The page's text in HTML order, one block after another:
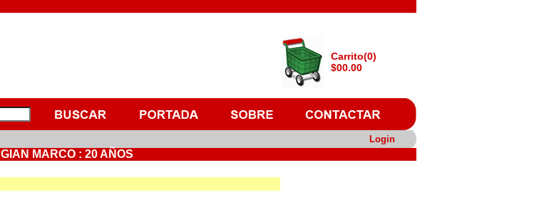
Carrito(0)
$00.00
Login
GIAN MARCO : 20 AÑOS